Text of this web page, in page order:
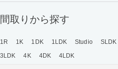
間取りから探す
1R 1K 1DK 1LDK Studio SLDK
3LDK
4K 4DK 4LDK